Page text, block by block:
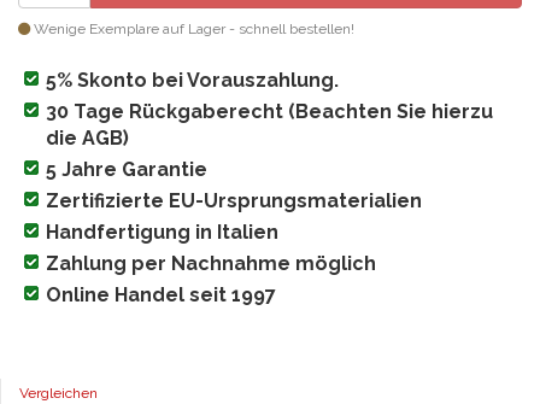
Wenige Exemplare auf Lager - schnell bestellen!
5% Skonto bei Vorauszahlung.
30 Tage Rückgaberecht (Beachten Sie hierzu
die AGB)
5 Jahre Garantie
Zertifizierte EU-Ursprungsmaterialien
Handfertigung in Italien
Zahlung per Nachnahme möglich
Online Handel seit 1997
Vergleichen